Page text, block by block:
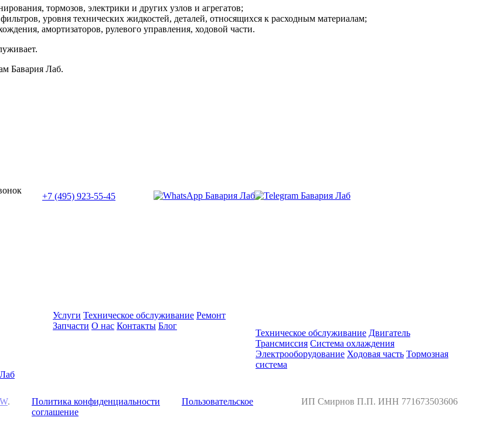
тормозов, электрики и других узлов и агрегатов;
уровня технических жидкостей, деталей, относящихся к расходным материалам;
амортизаторов, рулевого управления, ходовой части.
Бавария Лаб.
+7 (495) 923-55-45
Услуги Техническое обслуживание Ремонт
Запчасти О нас Контакты Блог
Техническое обслуживание Двигатель
Трансмиссия Система охлаждения
Электрооборудование Ходовая часть Тормозная
система
. Политика конфиденциальности
Пользовательское
соглашение
ИП Смирнов П.П. ИНН 771673503606